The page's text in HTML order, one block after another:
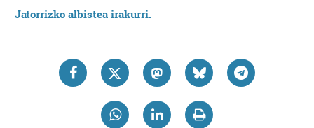
Jatorrizko albistea irakurri.